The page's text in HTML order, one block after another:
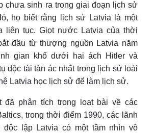
chưa sinh ra trong giai đoạn lịch sử
họ biết rằng lịch sử Latvia là một
liên tục. Giọt nước Latvia của thời
đầu từ thượng nguồn Latvia năm
gian khổ dưới hai ách Hitler và
độc tài tàn ác nhất trong lịch sử loài
Latvia học lịch sử để làm lịch sử.
đã phân tích trong loạt bài về các
trong thời điểm 1990, các lãnh
độc lập Latvia có một tầm nhìn vô